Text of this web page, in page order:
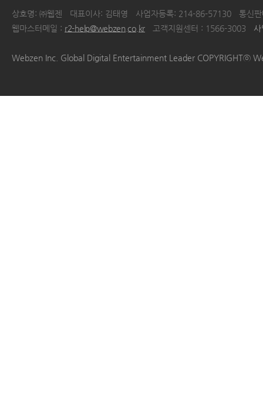
상호명: ㈜웹젠 대표이사: 김태영 사업자등록: 214-86-57130
통신
웹마스터메일 : r2-help@webzen.co.kr 고객지원센터 : 1566-3003
Webzen Inc. Global Digital Entertainment Leader COPYRIGHTⓒ